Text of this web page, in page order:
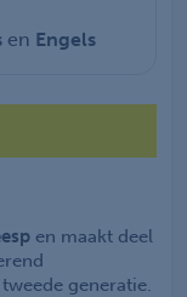
en Engels
en maakt deel
generatie.